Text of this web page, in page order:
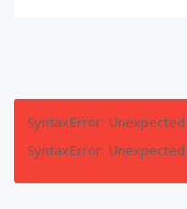
SyntaxError:
SyntaxError: